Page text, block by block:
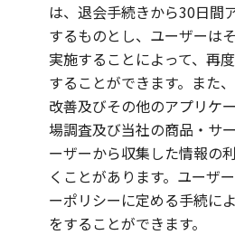
は、退会手続きから30日間
するものとし、ユーザーは
実施することによって、再
することができます。また
改善及びその他のアプリケ
場調査及び当社の商品・サ
ーザーから収集した情報の
くことがあります。ユーザ
ーポリシーに定める手続に
をすることができます。